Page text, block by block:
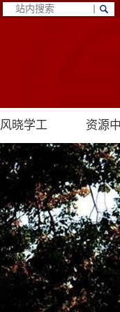
风晓学工 资源